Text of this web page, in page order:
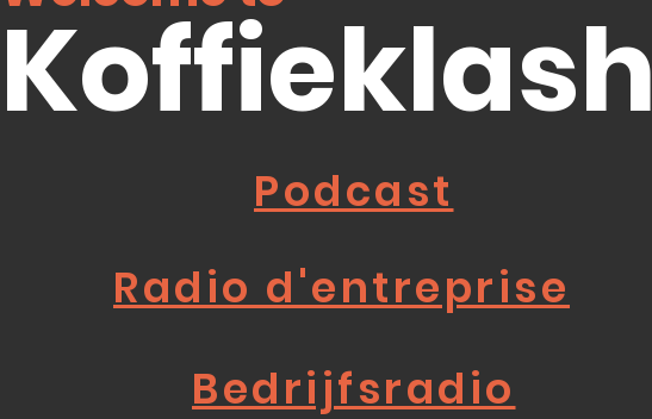
Koffieklash
Podcast
Radio d'entreprise
Bedrijfsradio